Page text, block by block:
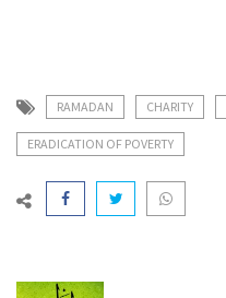
RAMADAN CHARITY
ERADICATION OF POVERTY